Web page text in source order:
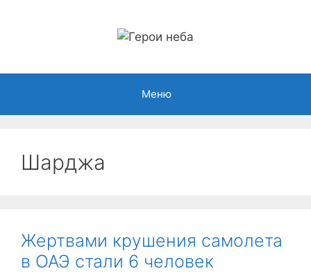
Меню
Шарджа
Жертвами крушения самолета
в ОАЭ стали 6 человек